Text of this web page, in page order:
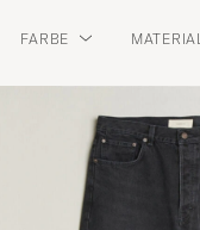
FARBE MATERIAL